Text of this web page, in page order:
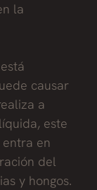
la
causar
a
este
en
del
y hongos.